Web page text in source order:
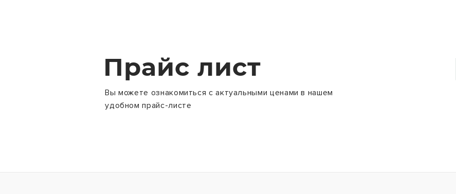
Прайс лист
Вы можете ознакомиться с актуальными ценами в нашем
удобном прайс-листе